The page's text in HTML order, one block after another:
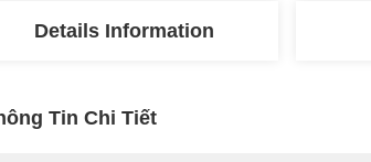
Details Information
Tin Chi Tiết